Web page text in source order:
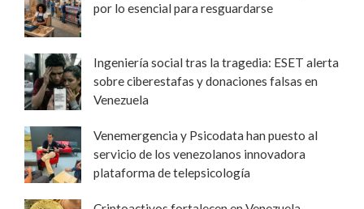
por lo esencial para resguardarse
Ingeniería social tras la tragedia: ESET alerta
sobre ciberestafas y donaciones falsas en
Venezuela
Venemergencia y Psicodata han puesto al
servicio de los venezolanos innovadora
plataforma de telepsicología